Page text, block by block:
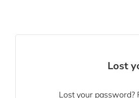
Lost
Lost your password?